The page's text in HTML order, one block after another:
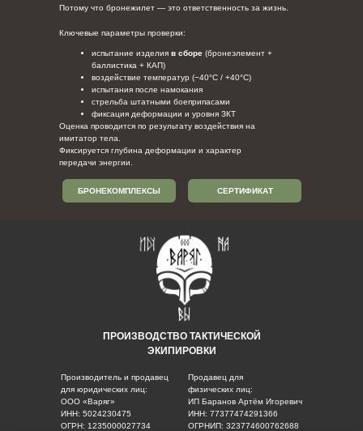
Потому что бронежилет — это ответственность за жизнь.
Ключевые параметры проверки:
испытание изделия в сборе (бронеэлемент +
баллистика + КАП)
воздействие температур (−40°C / +40°C)
испытания после намокания
стрельба штатными боеприпасами
фиксация деформации и уровня ЗКТ
Оценка проводится по результату воздействия на
имитатор тела.
Фиксируется глубина деформации и характер
передачи энергии.
БРОНЕКОМПЛЕКСЫ СЕРТИФИКАТ
ПРОИЗВОДСТВО ТАКТИЧЕСКОЙ
ЭКИПИРОВКИ
Производитель и продавец
для юридических лиц:
ООО «Варяг»
ИНН: 5024230475
ОГРН: 1235000027734
Продавец для
физических лиц:
ИП Баранов Артём Игоревич
ИНН: 77377474291366
ОГРНИП: 323774600762688